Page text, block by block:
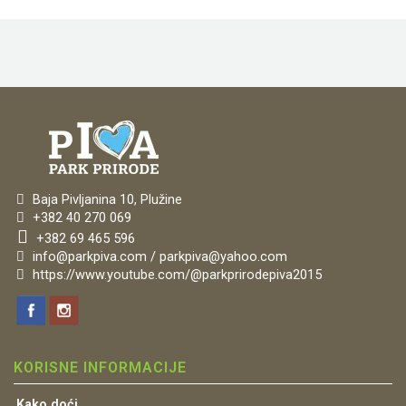
Baja Pivljanina 10, Plužine
+382 40 270 069
+382 69 465 596
info@parkpiva.com / parkpiva@yahoo.com
https://www.youtube.com/@parkprirodepiva2015
KORISNE INFORMACIJE